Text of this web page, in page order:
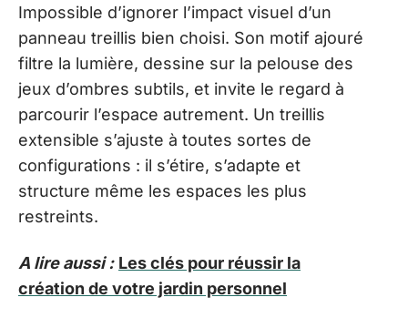
Impossible d’ignorer l’impact visuel d’un
panneau treillis bien choisi. Son motif ajouré
filtre la lumière, dessine sur la pelouse des
jeux d’ombres subtils, et invite le regard à
parcourir l’espace autrement. Un treillis
extensible s’ajuste à toutes sortes de
configurations : il s’étire, s’adapte et
structure même les espaces les plus
restreints.
A lire aussi : Les clés pour réussir la
création de votre jardin personnel